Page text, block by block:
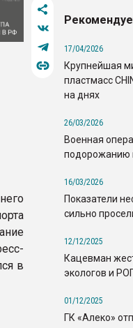
в
17/04/2026
Крупнейшая
пластмасс
на днях
26/03/2026
Военная
подорожанию
16/03/2026
Показатели
сильно
12/12/2025
Кацевман
экологов и
01/12/2025
ГК «Алеко»